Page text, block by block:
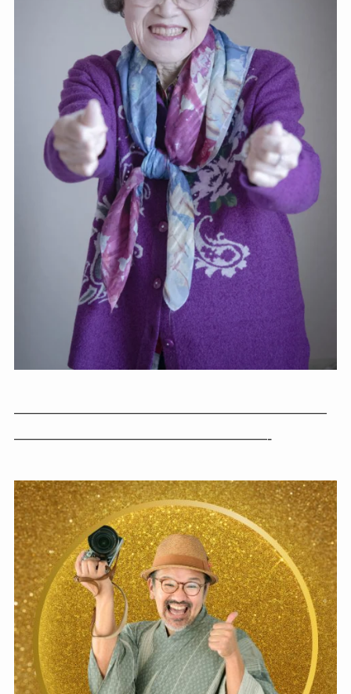
—————————————————————
—————————————————-